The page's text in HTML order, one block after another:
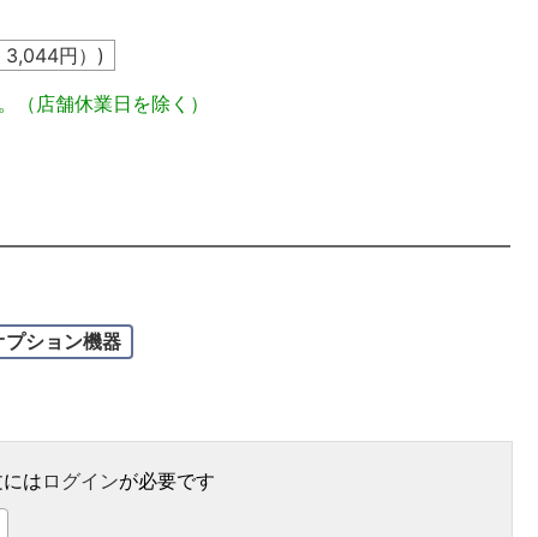
3,044円）)
（店舗休業日を除く）
ション機器
は ログインが必要です